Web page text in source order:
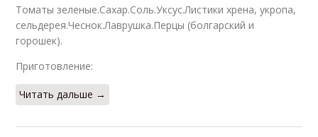
Томаты зеленые.Сахар.Соль.Уксус.Листики хрена, укропа,
сельдерея.Чеснок.Лаврушка.Перцы (болгарский и
горошек).
Приготовление:
Читать дальше →